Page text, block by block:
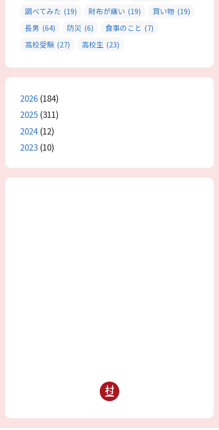
調べてみた (19) 財布が痛い (19) 買い物 (19)
長男 (64) 防災 (6) 食事のこと (7)
高校受験 (27) 高校生 (23)
2026 (184)
2025 (311)
2024(12)
2023 (10)